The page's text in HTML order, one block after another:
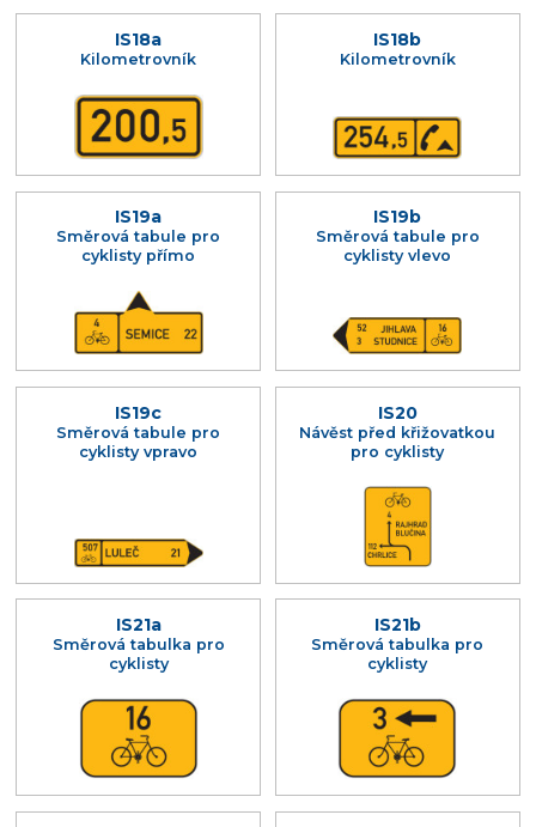
IS18a
Kilometrovník
IS18b
Kilometrovník
IS19a
Směrová tabule pro
cyklisty přímo
IS19b
Směrová tabule pro
cyklisty vlevo
IS19c
Směrová tabule pro
cyklisty vpravo
IS20
Návěst před křižovatkou
pro cyklisty
IS21a
Směrová tabulka pro
cyklisty
IS21b
Směrová tabulka pro
cyklisty